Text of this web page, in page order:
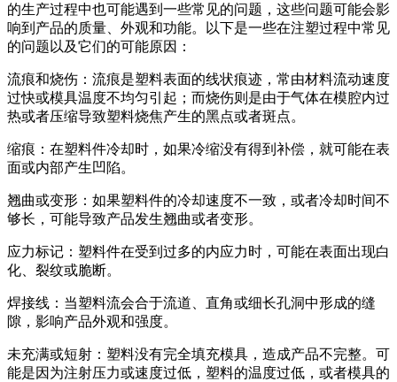
的生产过程中也可能遇到一些常见的问题，这些问题可能会影
响到产品的质量、外观和功能。以下是一些在注塑过程中常见
的问题以及它们的可能原因：
流痕和烧伤：流痕是塑料表面的线状痕迹，常由材料流动速度
过快或模具温度不均匀引起；而烧伤则是由于气体在模腔内过
热或者压缩导致塑料烧焦产生的黑点或者斑点。
缩痕：在塑料件冷却时，如果冷缩没有得到补偿，就可能在表
面或内部产生凹陷。
翘曲或变形：如果塑料件的冷却速度不一致，或者冷却时间不
够长，可能导致产品发生翘曲或者变形。
应力标记：塑料件在受到过多的内应力时，可能在表面出现白
化、裂纹或脆断。
焊接线：当塑料流会合于流道、直角或细长孔洞中形成的缝
隙，影响产品外观和强度。
未充满或短射：塑料没有完全填充模具，造成产品不完整。可
能是因为注射压力或速度过低，塑料的温度过低，或者模具的